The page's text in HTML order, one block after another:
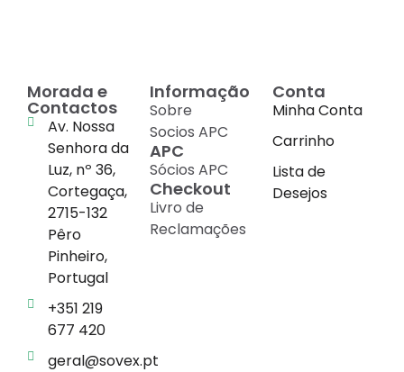
Morada e
Contactos
Av. Nossa
Senhora da
Luz, nº 36,
Cortegaça,
2715-132
Pêro
Pinheiro,
Portugal
+351 219
677 420
geral@sovex.pt
Informação
Sobre
Socios APC
APC
Sócios APC
Checkout
Livro de
Reclamações
Conta
Minha Conta
Carrinho
Lista de
Desejos